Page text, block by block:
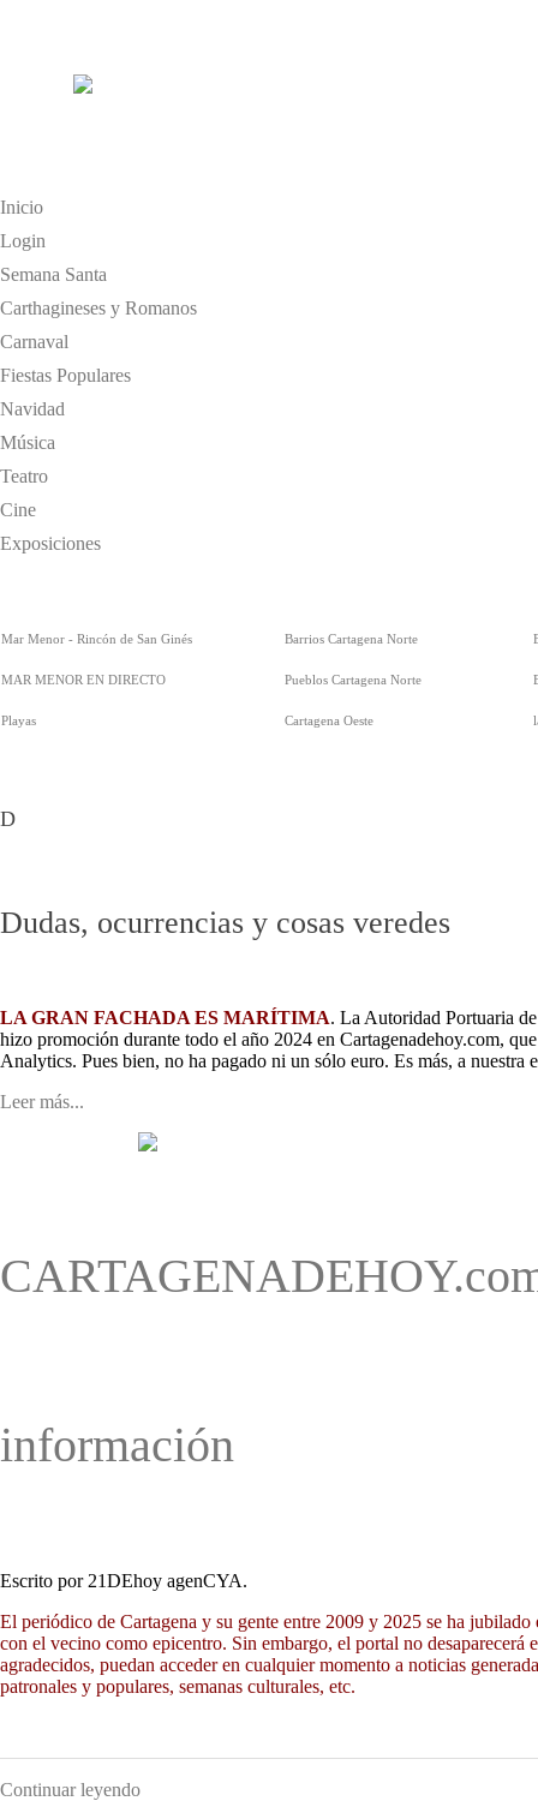
Inicio
Login
Semana Santa
Carthagineses y Romanos
Carnaval
Fiestas Populares
Navidad
Música
Teatro
Cine
Exposiciones
Mar Menor - Rincón de San Ginés
MAR MENOR EN DIRECTO
Playas
Barrios Cartagena Norte
Pueblos Cartagena Norte
Cartagena Oeste
D
Dudas, ocurrencias y cosas veredes
LA GRAN FACHADA ES MARÍTIMA. La Autoridad Portuaria
hizo promoción durante todo el año 2024 en Cartagenadehoy.com,
Analytics. Pues bien, no ha pagado ni un sólo euro. Es más, a nuestra
Leer más...
información
Escrito por 21DEhoy agenCYA.
El periódico de Cartagena y su gente entre 2009 y 2025 se ha
con el vecino como epicentro. Sin embargo, el portal no desaparecerá
agradecidos, puedan acceder en cualquier momento a noticias
patronales y populares, semanas culturales, etc.
Continuar leyendo